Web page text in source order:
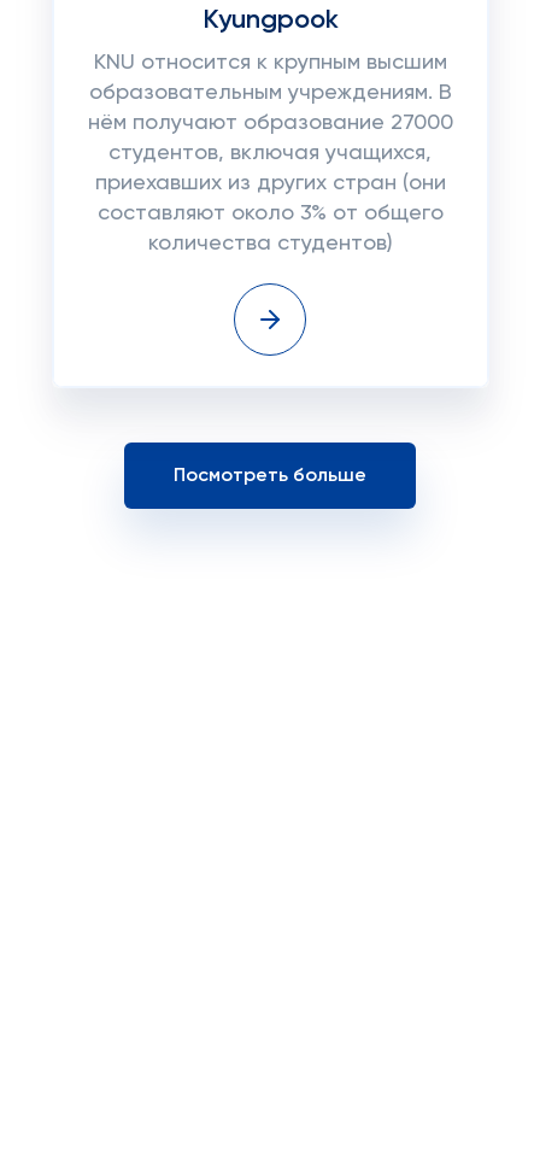
Kyungpook
KNU относится к крупным высшим
образовательным учреждениям. В
нём получают образование 27000
студентов, включая учащихся,
приехавших из других стран (они
составляют около 3% от общего
количества студентов)
Посмотреть больше